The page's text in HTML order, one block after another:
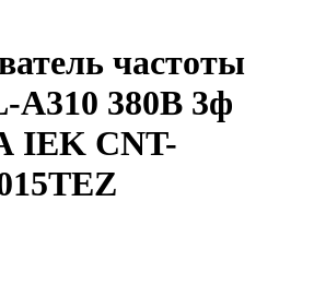
частоты
A310 380В 3ф
IEK CNT-